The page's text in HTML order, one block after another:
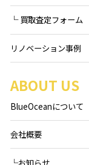
└ 買取査定フォーム
リノベーション事例
ABOUT US
BlueOceanについて
会社概要